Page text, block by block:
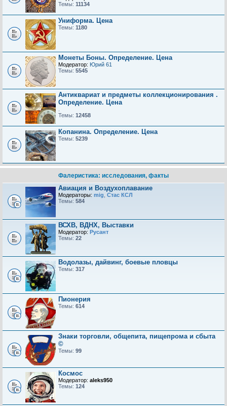
Темы: 11134
Униформа. Цена
Темы: 1180
Монеты Боны. Определение. Цена
Модератор: Юрий 61
Темы: 5545
Антиквариат и предметы коллекционирования .
Определение. Цена
Темы: 12458
Копанина. Определение. Цена
Темы: 5239
Фалеристика: исследования, факты
Авиация и Воздухоплавание
Модераторы: mig Стас КСЛ
Темы: 584
ВСХВ, ВДНХ, Выставки
Модератор: Русант
Темы: 22
Водолазы, дайвинг, боевые пловцы
Темы: 317
Пионерия
Темы: 614
Знаки торговли, общепита, пищепрома и сбыта
©
Темы: 99
Космос
Модератор: aleks950
Темы: 124